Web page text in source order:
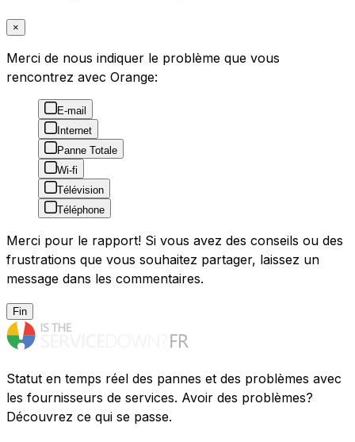
×
Merci de nous indiquer le problème que vous
rencontrez avec Orange:
E-mail
Internet
Panne Totale
Wi-fi
Télévision
Téléphone
Merci pour le rapport! Si vous avez des conseils ou des
frustrations que vous souhaitez partager, laissez un
message dans les commentaires.
Fin
Statut en temps réel des pannes et des problèmes avec
les fournisseurs de services. Avoir des problèmes?
Découvrez ce qui se passe.